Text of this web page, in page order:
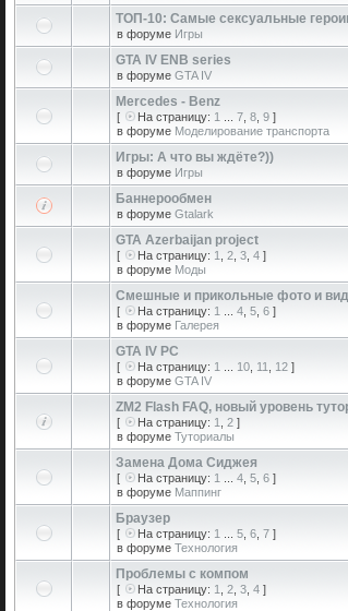
ТОП-10: Самые сексуальные
в форуме Игры
GTA IV ENB series
в форуме GTA IV
Mercedes - Benz
[ На страницу: 1 7 8 9 ]
в форуме Моделирование транспорта
Игры: А что вы ждёте?))
в форуме Игры
Баннерообмен
в форуме Gtalark
GTA Azerbaijan project
[ На страницу: 1 2 3 4 ]
в форуме Моды
Смешные и прикольные фото и
[ На страницу: 1 4 5 6 ]
в форуме Галерея
GTA IV PC
[ На страницу: 1 10 11 12 ]
в форуме GTA IV
ZM2 Flash FAQ, новый уровень
[ На страницу: 1 2 ]
в форуме Туториалы
Замена Дома Сиджея
[ На страницу: 1 4 5 6 ]
в форуме Маппинг
Браузер
[ На страницу: 1 5 6 7 ]
в форуме Технология
Проблемы с компом
[ На страницу: 1 2 3 4 ]
в форуме Технология